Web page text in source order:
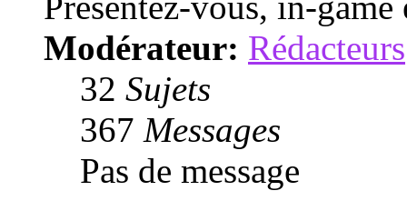
Modérateur: Rédacteurs
32 Sujets
367 Messages
Pas de message